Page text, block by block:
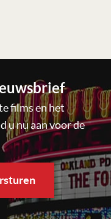
films en het
u nu aan voor de